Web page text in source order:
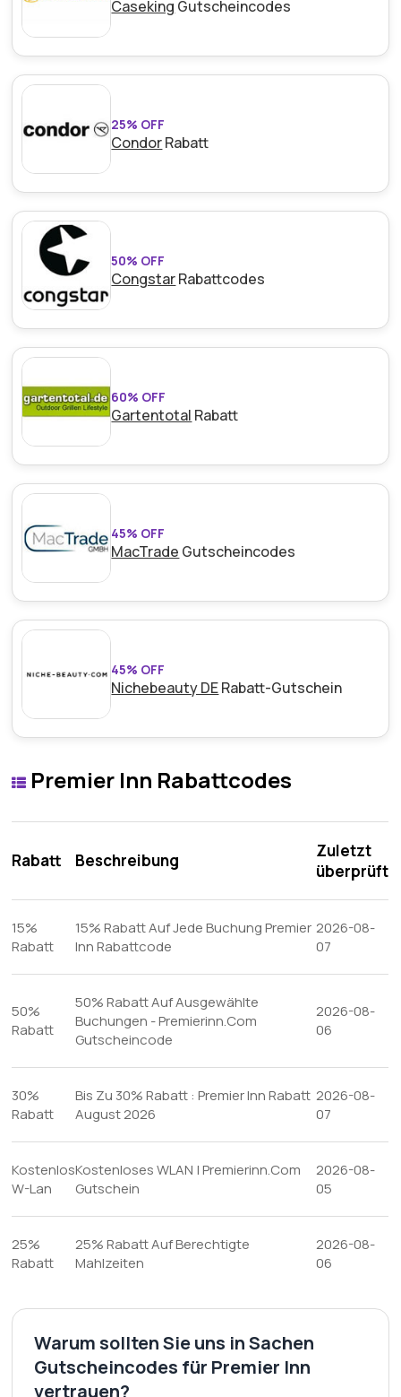
Caseking Gutscheincodes
25% OFF
CondorRabatt
50% OFF
CongstarRabattcodes
60% OFF
Gartentotal Rabatt
45% OFF
MacTrade Gutscheincodes
45% OFF
Nichebeauty DERabatt-Gutschein
Premier Inn Rabattcodes
Rabatt Beschreibung
Zuletzt
überprüft
15%
Rabatt
15% Rabatt Auf Jede Buchung Premier
Inn Rabattcode
2026-08-
07
50%
Rabatt
50% Rabatt Auf Ausgewählte
Buchungen - Premierinn.Com
Gutscheincode
2026-08-
06
30%
Rabatt
Bis Zu 30% Rabatt : Premier Inn Rabatt
August 2026
2026-08-
07
Kostenlos
W-Lan
Kostenloses WLAN | Premierinn.Com
Gutschein
2026-08-
05
25%
Rabatt
25% Rabatt Auf Berechtigte
Mahlzeiten
2026-08-
06
Warum sollten Sie uns in Sachen
Gutscheincodes für Premier Inn
vertrauen?